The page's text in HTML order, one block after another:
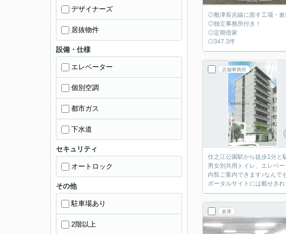
◎敷津長吉線に面す工場・倉
◎独立事務所付き！
◎定期借家
◎347.3坪
店舗事務所
住之江公園駅から徒歩1分と
男女別共用トイレ、エレベ
内覧ご案内できます♪なん
ポータルサイトには載せき
倉庫
デザイナーズ
居抜物件
設備・仕様
エレベーター
個別空調
都市ガス
下水道
セキュリティ
オートロック
その他
駐車場あり
2階以上